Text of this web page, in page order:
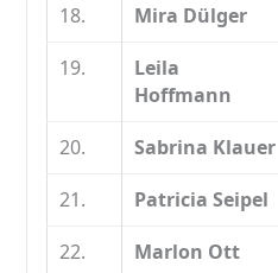
18.
Mira Dülger
19.
Leila
Hoffmann
20. Sabrina Klauer
21.
Patricia Seipel
22.
Marlon Ott